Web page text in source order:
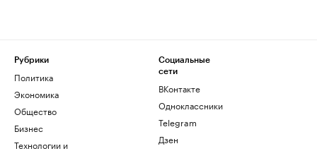
Рубрики
Политика
Экономика
Общество
Бизнес
Технологии и
Социальные
сети
ВКонтакте
Одноклассники
Telegram
Дзен